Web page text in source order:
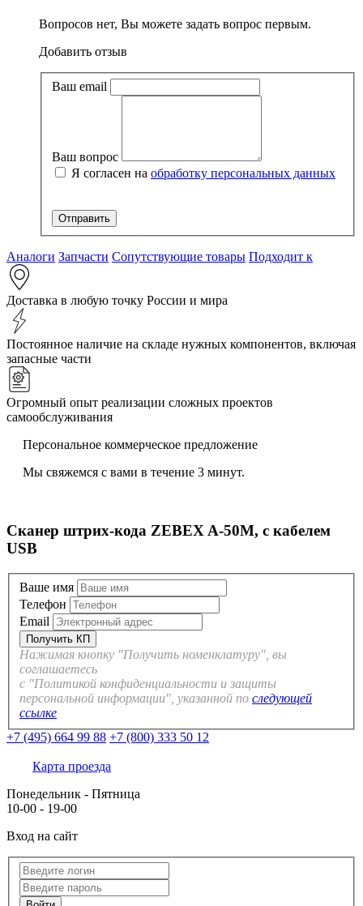
Вопросов нет, Вы можете задать вопрос первым.
Добавить отзыв
Ваш email
Ваш вопрос
Я согласен на обработку персональных данных
Аналоги Запчасти Сопутствующие товары Подходит к
Доставка в любую точку России и мира
Постоянное наличие на складе нужных компонентов, включая
запасные части
Огромный опыт реализации сложных проектов
самообслуживания
Персональное коммерческое предложение
Мы свяжемся с вами в течение 3 минут.
Сканер штрих-кода ZEBEX A-50M, с кабелем
USB
Ваше имя
Телефон
Email
Нажимая кнопку "Получить номенклатуру", вы
соглашаетесь
с "Политикой конфиденциальности и защиты
персональной информации", указанной по следующей
ссылке
+7 (495) 664 99 88 +7 (800) 333 50 12
Карта проезда
Понедельник - Пятница
10-00 - 19-00
Вход на сайт